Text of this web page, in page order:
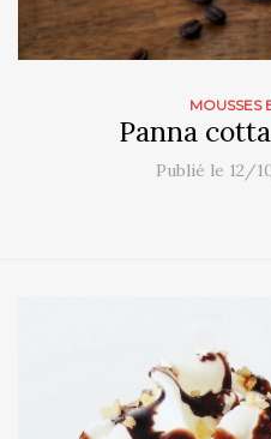
MOUSSES
Panna
Publié le 12/